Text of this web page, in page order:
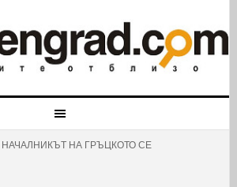
НАЧАЛНИКЪТ НА ГРЪЦКОТО СЕ